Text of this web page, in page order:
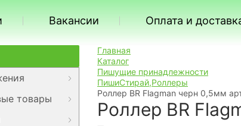
Вакансии Оплата и
товары
Главная
Каталог
Пишущие принадлежности
ПишиСтирай,Роллеры
Роллер BR Flagman черн 0,5мм
Роллер BR